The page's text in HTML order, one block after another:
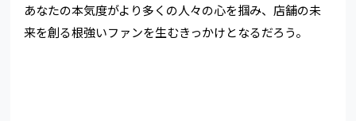
あなたの本気度がより多くの人々の心を掴み、店舗の未
来を創る根強いファンを生むきっかけとなるだろう。